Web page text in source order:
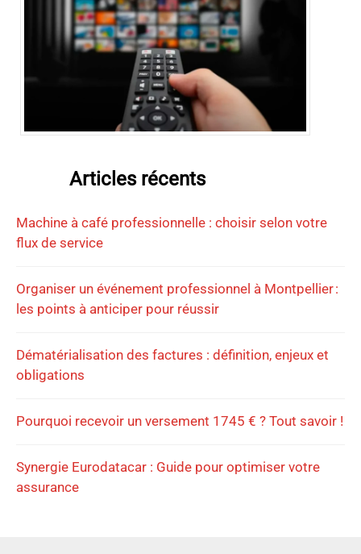
Articles récents
Machine à café professionnelle : choisir selon votre
flux de service
Organiser un événement professionnel à Montpellier :
les points à anticiper pour réussir
Dématérialisation des factures : définition, enjeux et
obligations
Pourquoi recevoir un versement 1745 € ? Tout savoir !
Synergie Eurodatacar : Guide pour optimiser votre
assurance